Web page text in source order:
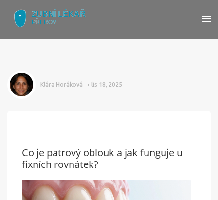
Klára Horáková lis 18, 2025
Co je patrový oblouk a jak funguje u
fixních rovnátek?